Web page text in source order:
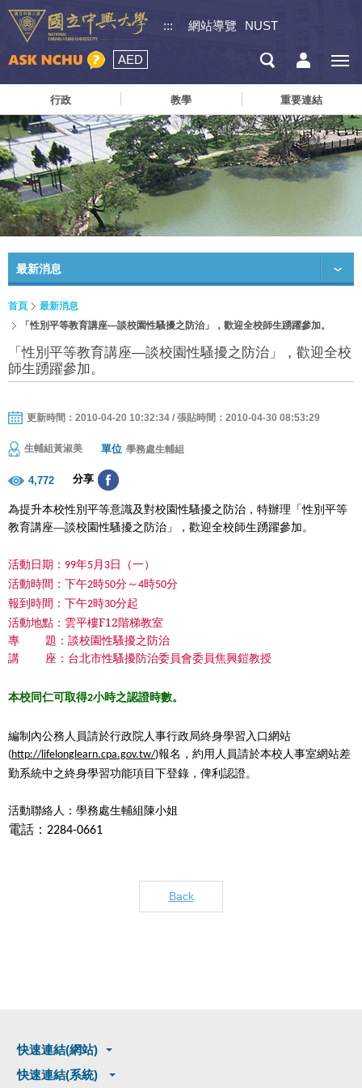
::: 網站導覽 NUST
AED
行政 教學 重要連結
最新消息
首頁
最新消息
「性別平等教育講座—談校園性騷擾之防治」，歡迎全校師生踴躍參加。
「性別平等教育講座—談校園性騷擾之防治」，歡迎全校
師生踴躍參加。
更新時間：2010-04-20 10:32:34 / 張貼時間：2010-04-30 08:53:29
生輔組黃淑美 單位 學務處生輔組
4,772 分享
為提升本校性別平等意識及對校園性騷擾之防治，特辦理「性別平等
教育講座—談校園性騷擾之防治」，歡迎全校師生踴躍參加。
活動日期： 99年5 月 3日（一）
活動時間：下午2時50分～ 4時50分
報到時間：下午2時30分起
活動地點：雲平樓F12階梯教室
專 題： 談校園性騷擾之防治
講 座：台北市性騷擾防治委員會委員焦興鎧教授
本校同仁可取得2小時之認證時數。
編制內公務人員請於行政院人事行政局終身學習入口網站
(http://lifelonglearn.cpa.gov.tw/)報名，約用人員請於本校人事室網站差
勤系統中之終身學習功能項目下登錄，俾利認證。
活動聯絡人：學務處生輔組陳小姐
電話： 2284-0661
Back
快速連結(網站)
快速連結(系統)